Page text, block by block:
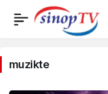
muzikte